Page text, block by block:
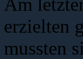
erzielten
mussten